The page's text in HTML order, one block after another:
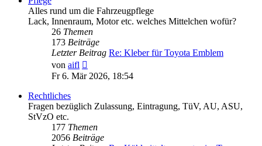
Alles rund um die Fahrzeugpflege
Lack, Innenraum, Motor etc. welches Mittelchen wofür?
26 Themen
173 Beiträge
Letzter Beitrag Re: Kleber für Toyota Emblem
von aifl
Beitrag
Fr 6. Mär 2026, 18:54
Rechtliches
Fragen bezüglich Zulassung, Eintragung, TüV, AU, ASU,
StVzO etc.
177 Themen
2056 Beiträge